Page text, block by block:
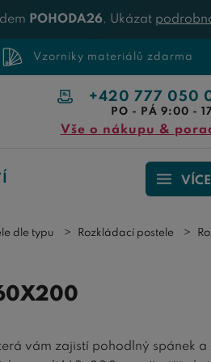
POHODA26. Ukázat
Vzorníky materiálů zdarma
+420 777 050
PO - PÁ 9:00 -
Vše o nákupu &
VÍCE
dle typu Rozkládací postele
vám zajistí pohodlný spánek